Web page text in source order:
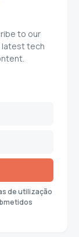
to our
latest tech
de utilização